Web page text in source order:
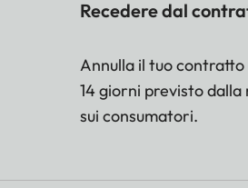
Recedere dal
Annulla il tuo
14 giorni previsto
sui consumatori.